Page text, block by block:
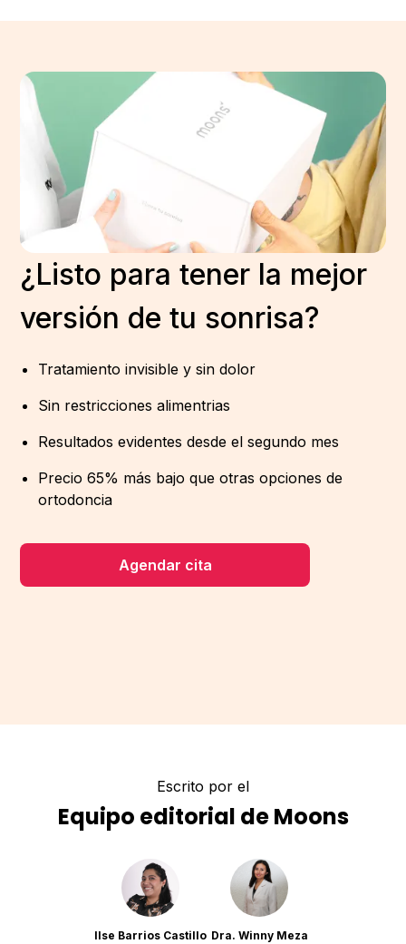
¿Listo para tener la mejor
versión de tu sonrisa?
Tratamiento invisible y sin dolor
Sin restricciones alimentrias
Resultados evidentes desde el segundo mes
Precio 65% más bajo que otras opciones de
ortodoncia
Agendar cita
Escrito por el
Equipo editorial de Moons
Ilse Barrios Castillo Dra. Winny Meza